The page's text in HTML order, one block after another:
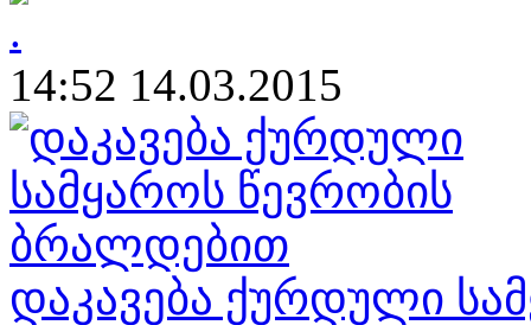
14:52 14.03.2015
დაკავება ქურდული